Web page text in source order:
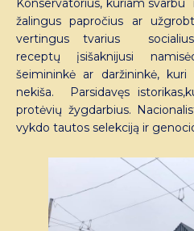
Konservatorius, kuriam svarbu
žalingus papročius ar
vertingus tvarius
receptų įsišaknijusi
šeimininkė ar daržininkė,
nekiša. Parsidavęs
protėvių žygdarbius.
vykdo tautos selekciją ir